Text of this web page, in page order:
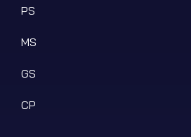
PS
MS
GS
CP